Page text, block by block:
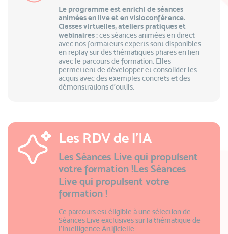
Le programme est enrichi de séances
animées en live et en visioconférence.
Classes virtuelles, ateliers pratiques et
webinaires :ces séances animées en direct
avec nos formateurs experts sont disponibles
en replay sur des thématiques phares en lien
avec le parcours de formation. Elles
permettent de développer et consolider les
acquis avec des exemples concrets et des
démonstrations d’outils.
Les RDV de l'IA
Les Séances Live qui propulsent
votre formation !Les Séances
Live qui propulsent votre
formation !
Ce parcours est éligible à une sélection de
Séances Live exclusives sur la thématique de
l’Intelligence Artificielle.